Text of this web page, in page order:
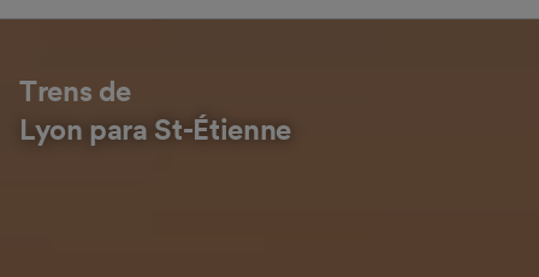
Trens de
Lyon para St-Étienne